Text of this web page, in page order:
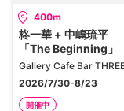
400m
柊一華 + 中嶋琉平
「The Beginning」
2026/7/30-8/23
開催中